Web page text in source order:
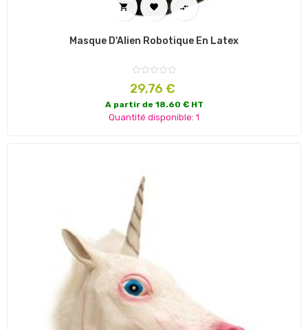
  
Masque D'Alien Robotique En Latex
Prix
29,76 €
A partir de 18.60 € HT
Quantité disponible: 1